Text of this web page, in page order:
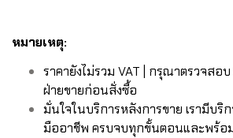
หมายเหตุ:
ราคายังไม่รวม VAT | กรุณาตรวจสอ
ฝ่ายขายก่อนสั่งซื้อ
มั่นใจในบริการหลังการขาย เรามีบริ
มืออาชีพ ครบจบทุกขั้นตอนและพร้อ